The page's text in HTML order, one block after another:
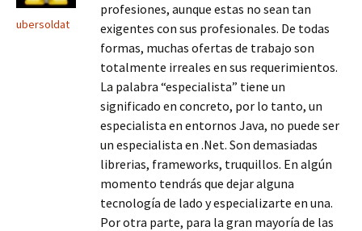
ubersoldat
profesiones, aunque estas no sean tan
exigentes con sus profesionales. De todas
formas, muchas ofertas de trabajo son
totalmente irreales en sus requerimientos.
La palabra “especialista” tiene un
significado en concreto, por lo tanto, un
especialista en entornos Java, no puede ser
un especialista en .Net. Son demasiadas
librerias, frameworks, truquillos. En algún
momento tendrás que dejar alguna
tecnología de lado y especializarte en una.
Por otra parte, para la gran mayoría de las